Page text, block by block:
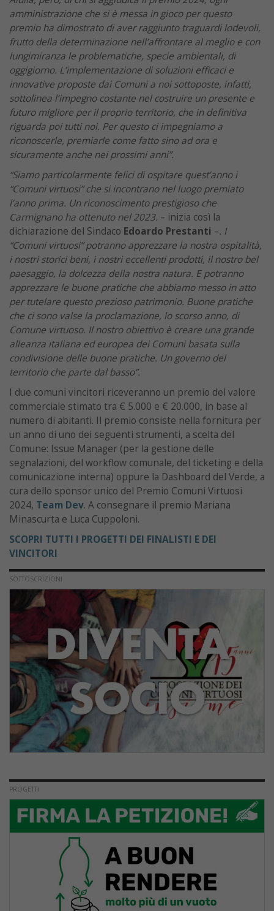
amministrazione che si è messa in gioco per questo
premio ha dimostrato di aver raggiunto traguardi lodevoli,
frutto della determinazione nell’affrontare al meglio e con
lungimiranza le problematiche, specie ambientali, di
oggigiorno. L’implementazione di soluzioni efficaci e
innovative proposte dai Comuni a noi sottoposte, infatti,
sottolinea l’impegno costante nel costruire un presente e
futuro migliore per il proprio territorio, che in definitiva
riguarda poi tutti noi. Per questo ci impegniamo a
riconoscerle, premiarle come fatto sino ad ora e
sicuramente anche nei prossimi anni”.
“Siamo particolarmente felici di ospitare quest’anno i
“Comuni virtuosi” che si incontrano nel luogo premiato
l’anno prima. Un riconoscimento prestigioso che
Carmignano ha ottenuto nel 2023. – inizia così la
dichiarazione del Sindaco Edoardo Prestanti –. I
“Comuni virtuosi” potranno apprezzare la nostra ospitalità,
i nostri storici beni, i nostri eccellenti prodotti, il nostro bel
paesaggio, la dolcezza della nostra natura. E potranno
apprezzare le buone pratiche che abbiamo messo in atto
per tutelare questo prezioso patrimonio. Buone pratiche
che ci sono valse la proclamazione, lo scorso anno, di
Comune virtuoso. Il nostro obiettivo è creare una grande
alleanza italiana ed europea dei Comuni basata sulla
condivisione delle buone pratiche. Un governo del
territorio che parte dal basso”.
I due comuni vincitori riceveranno un premio del valore
commerciale stimato tra € 5.000 e € 20.000, in base al
numero di abitanti. Il premio consiste nella fornitura per
un anno di uno dei seguenti strumenti, a scelta del
Comune: Issue Manager (per la gestione delle
segnalazioni, del workflow comunale, del ticketing e della
comunicazione interna) oppure la Dashboard del Verde, a
cura dello sponsor unico del Premio Comuni Virtuosi
2024, Team Dev. A consegnare il premio Mariana
Minascurta e Luca Cuppoloni.
SCOPRI TUTTI I PROGETTI DEI FINALISTI E DEI
VINCITORI
SOTTOSCRIZIONI
PROGETTI